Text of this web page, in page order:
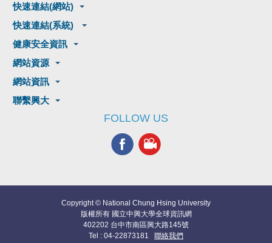
快速連結(網站)
快速連結(系統)
健康安全資訊
網站資源
網站資訊
聯繫興大
FOLLOW US
Copyright © National Chung Hsing University
版權所有 國立中興大學全球資訊網
402202 台中市南區興大路145號
Tel : 04-22873181 聯絡我們